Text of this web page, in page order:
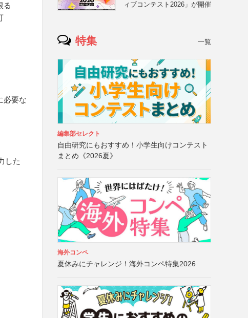
る
必要な
した
ィブコンテスト2026」が開催
特集 一覧
編集部セレクト
自由研究にもおすすめ！小学生向けコンテスト
まとめ《2026夏》
海外コンペ
夏休みにチャレンジ！海外コンペ特集2026